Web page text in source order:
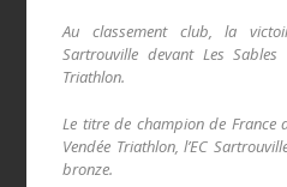
Au classement club, la
Sartrouville devant Les
Triathlon.
Le titre de champion de France
Vendée Triathlon, l’EC
bronze.